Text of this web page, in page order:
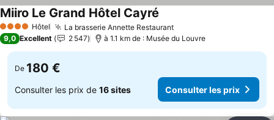
4 Étoiles Hôtel La brasserie Annette Restaurant
Miiro Le Grand Hôtel Cayré
9,0 Excellent 2 547 à 1.1 km de : Musée du Louvre
De 180 €
Consulter les prix de 16 sites Consulter les prix